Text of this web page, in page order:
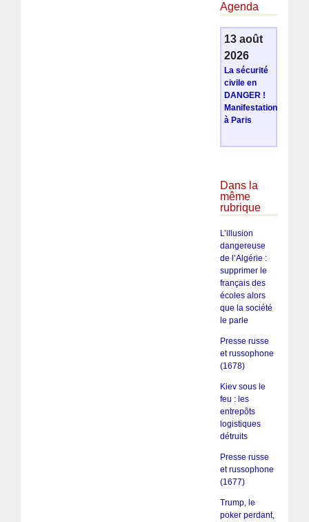
Agenda
13 août
2026
La sécurité
civile en
DANGER !
Manifestation
à Paris
Dans la
même
rubrique
L’illusion
dangereuse
de l’Algérie :
supprimer le
français des
écoles alors
que la société
le parle
Presse russe
et russophone
(1678)
Kiev sous le
feu : les
entrepôts
logistiques
détruits
Presse russe
et russophone
(1677)
Trump, le
poker perdant,